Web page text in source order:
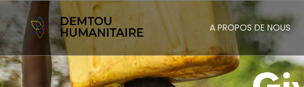
A PROPOS DE NOUS